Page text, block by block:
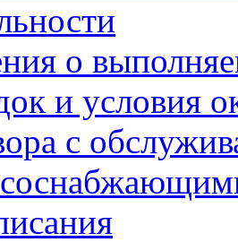
о
и условия
с